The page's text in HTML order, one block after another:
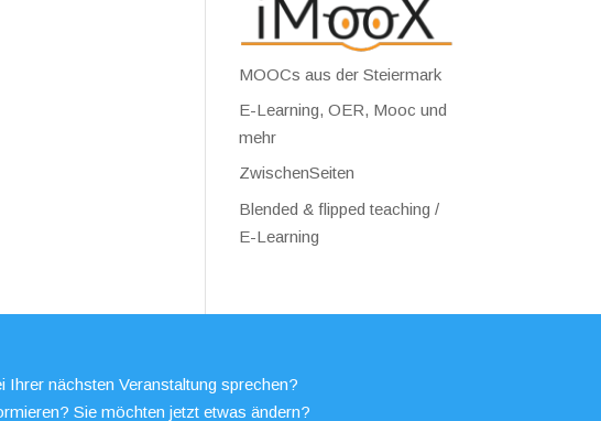
MOOCs aus der Steiermark
E-Learning, OER, Mooc und
mehr
ZwischenSeiten
Blended & flipped teaching /
E-Learning
Ihrer nächsten Veranstaltung sprechen?
Sie möchten jetzt etwas ändern?